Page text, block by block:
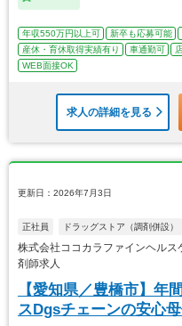
年収550万円以上可 新卒も応募可能
産休・育休取得実績有り
車通勤可
WEB面接OK
求人の詳細を見る
更新日：2026年7月3日
正社員 ドラッグストア（調剤併設）
株式会社ココカラファインヘル
剤師求人
【愛知県／豊橋市】年
スDgsチェーンの安心